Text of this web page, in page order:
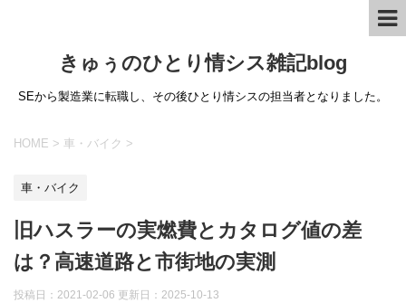
きゅぅのひとり情シス雑記blog
SEから製造業に転職し、その後ひとり情シスの担当者となりました。
HOME > 車・バイク >
車・バイク
旧ハスラーの実燃費とカタログ値の差
は？高速道路と市街地の実測
投稿日：2021-02-06 更新日： 2025-10-13